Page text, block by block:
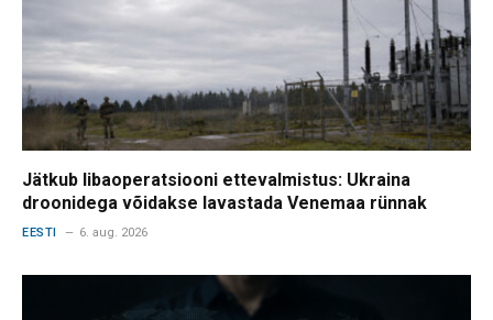
Jätkub libaoperatsiooni ettevalmistus: Ukraina
droonidega võidakse lavastada Venemaa rünnak
EESTI 6. aug. 2026